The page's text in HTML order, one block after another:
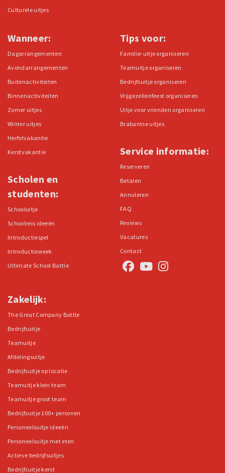
Culturele uitjes
Wanneer:
Dagarrangementen
Avondarrangementen
Buitenactiviteiten
Binnenactiviteiten
Zomer uitjes
Winter uitjes
Herfstvakantie
Kerstvakantie
Scholen en
studenten:
Schooluitje
Schoolreis ideeën
Introductiespel
Introductieweek
Ultimate School Battle
Tips voor:
Familie-uitje organiseren
Teamuitje organiseren
Bedrijfsuitje organiseren
Vrijgezellenfeest organiseren
Uitje voor vrienden organiseren
Brabantse uitjes
Service informatie:
Reserveren
Betalen
Annuleren
FAQ
Reviews
Vacatures
Contact
Zakelijk:
The Great Company Battle
Bedrijfsuitje
Teamuitje
Afdelingsuitje
Bedrijfsuitje op locatie
Teamuitje klein team
Teamuitje groot team
Bedrijfsuitje 100+ personen
Personeelsuitje ideeën
Personeelsuitje met eten
Actieve bedrijfsuitjes
Bedrijfsuitje kerst